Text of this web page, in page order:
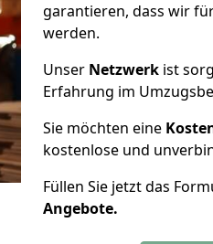
garantieren, dass wir
werden.
Unser Netzwerk ist
Erfahrung im
Sie möchten eine
kostenlose und
Füllen Sie jetzt das
Angebote.